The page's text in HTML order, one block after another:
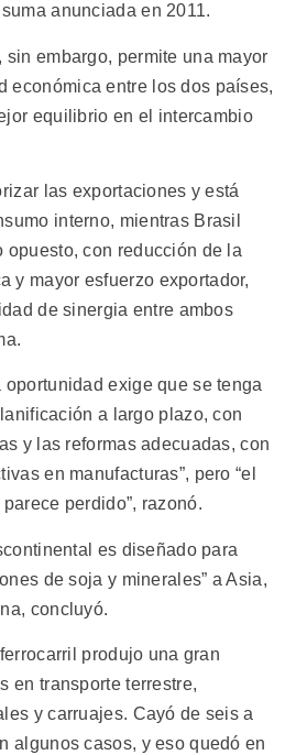
anunciada en 2011.
sin embargo, permite una mayor
económica entre los dos países,
equilibrio en el intercambio
las exportaciones y está
interno, mientras Brasil
opuesto, con reducción de la
y mayor esfuerzo exportador,
de sinergia entre ambos
oportunidad exige que se tenga
a largo plazo, con
y las reformas adecuadas, con
en manufacturas”, pero “el
perdido”, razonó.
es diseñado para
de soja y minerales” a Asia,
concluyó.
produjo una gran
en transporte terrestre,
y carruajes. Cayó de seis a
algunos casos, y eso quedó en